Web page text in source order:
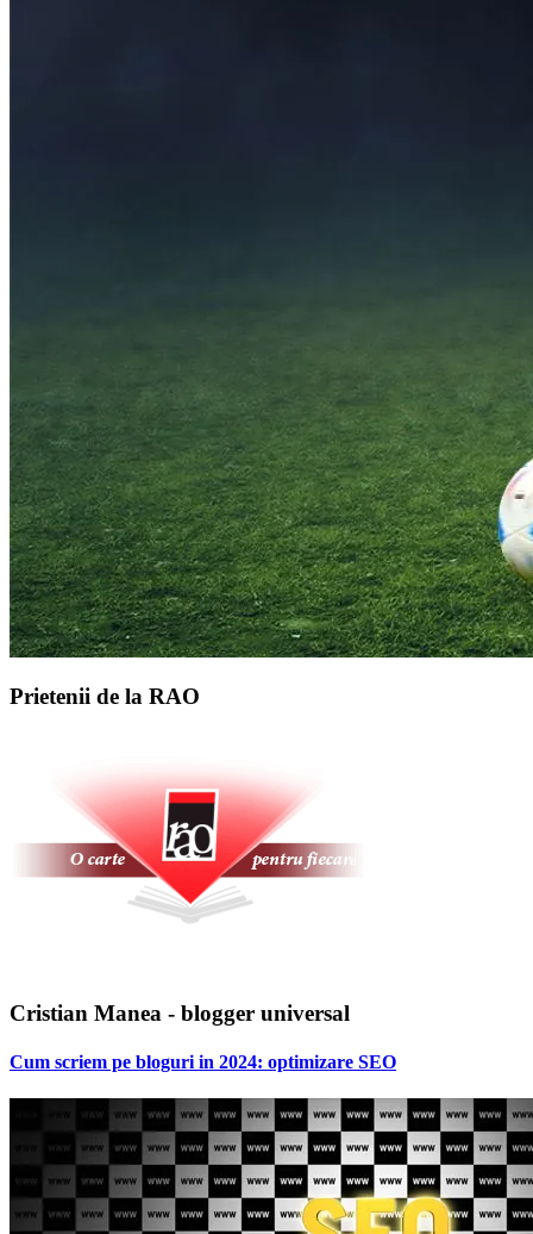
Prietenii de la RAO
Cristian Manea - blogger universal
Cum scriem pe bloguri in 2024: optimizare SEO